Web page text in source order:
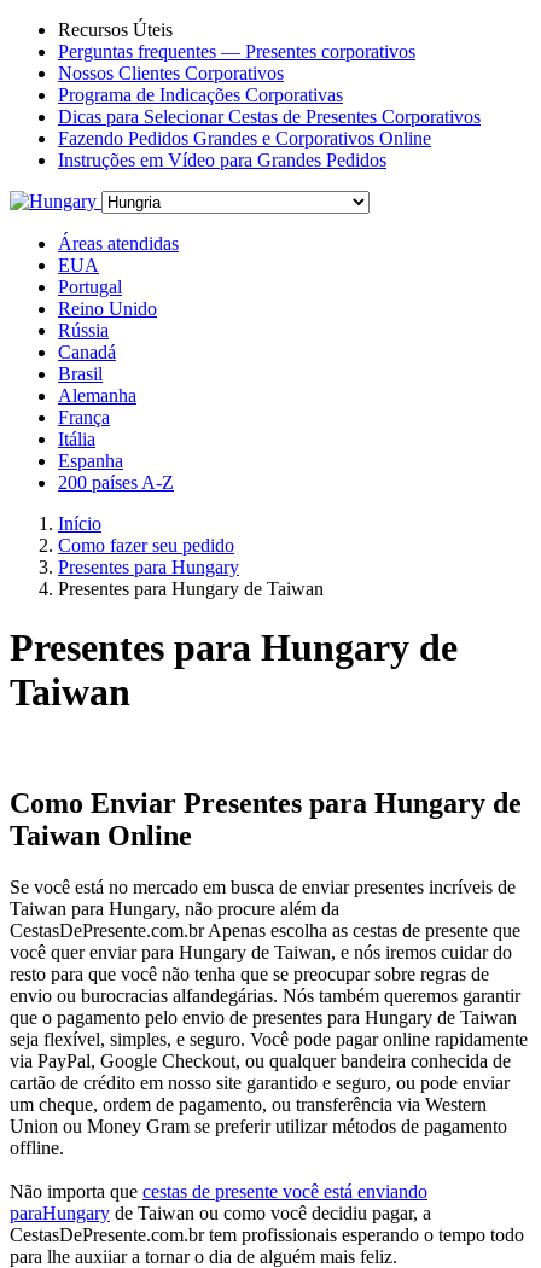
Recursos Úteis
Perguntas frequentes — Presentes corporativos
Nossos Clientes Corporativos
Programa de Indicações Corporativas
Dicas para Selecionar Cestas de Presentes Corporativos
Fazendo Pedidos Grandes e Corporativos Online
Instruções em Vídeo para Grandes Pedidos
Áreas atendidas
EUA
Portugal
Reino Unido
Rússia
Canadá
Brasil
Alemanha
França
Itália
Espanha
200 países A-Z
Início
Como fazer seu pedido
Presentes para Hungary
Presentes para Hungary de Taiwan
Presentes para Hungary de
Taiwan
Como Enviar Presentes para Hungary de
Taiwan Online
Se você está no mercado em busca de enviar presentes incríveis de
Taiwan para Hungary, não procure além da
CestasDePresente.com.br Apenas escolha as cestas de presente que
você quer enviar para Hungary de Taiwan, e nós iremos cuidar do
resto para que você não tenha que se preocupar sobre regras de
envio ou burocracias alfandegárias. Nós também queremos garantir
que o pagamento pelo envio de presentes para Hungary de Taiwan
seja flexível, simples, e seguro. Você pode pagar online rapidamente
via PayPal, Google Checkout, ou qualquer bandeira conhecida de
cartão de crédito em nosso site garantido e seguro, ou pode enviar
um cheque, ordem de pagamento, ou transferência via Western
Union ou Money Gram se preferir utilizar métodos de pagamento
offline.
Não importa que cestas de presente você está enviando
paraHungary de Taiwan ou como você decidiu pagar, a
CestasDePresente.com.br tem profissionais esperando o tempo todo
para lhe auxiiar a tornar o dia de alguém mais feliz.